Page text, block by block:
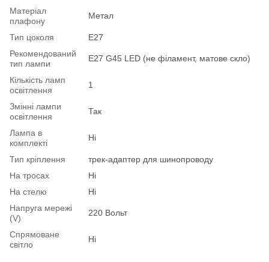
Матеріал
плафону
Метал
Тип цоколя
E27
Рекомендований
тип лампи
Е27 G45 LED (не філамент, матове скло)
Кількість ламп
освітлення
1
Змінні лампи
освітлення
Так
Лампа в
комплекті
Ні
Тип кріплення
трек-адаптер для шинопроводу
На тросах
Ні
На стелю
Ні
Напруга мережі
(V)
220 Вольт
Спрямоване
світло
Ні